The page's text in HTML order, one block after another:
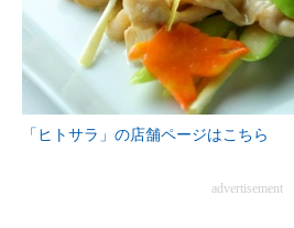
企業ITのトレンドを詳説
経営リーダーのコミュニティ
マーケ×ITの今がよく分かる
「ヒトサラ」の店舗ページはこちら
advertisement